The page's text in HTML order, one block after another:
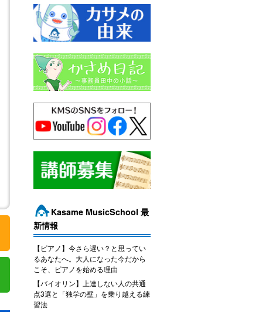
Kasame MusicSchool 最
新情報
【ピアノ】今さら遅い？と思ってい
るあなたへ。大人になった今だから
こそ、ピアノを始める理由
【バイオリン】上達しない人の共通
点3選と「独学の壁」を乗り越える練
習法